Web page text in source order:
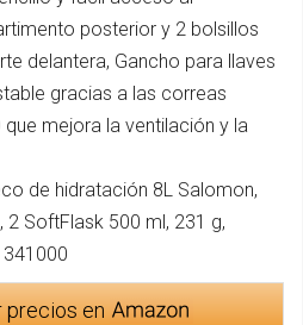
posterior y 2 bolsillos
delantera, Gancho para llaves
gracias a las correas
que mejora la ventilación y la
de hidratación 8L Salomon,
2 SoftFlask 500 ml, 231 g,
precios en